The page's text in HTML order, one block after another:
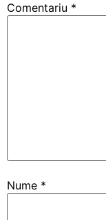
Comentariu *
Nume *